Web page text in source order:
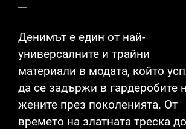
Денимът е един от най-
универсалните и трайни
материали в модата, който
да се задържи в гардеробите
жените през поколенията. От
времето на златната треска до